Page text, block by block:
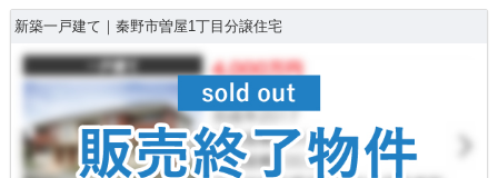
新築一戸建て｜秦野市曽屋1丁目分譲住宅